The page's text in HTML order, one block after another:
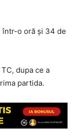
într-o oră şi 34 de
dupa ce a
partida.